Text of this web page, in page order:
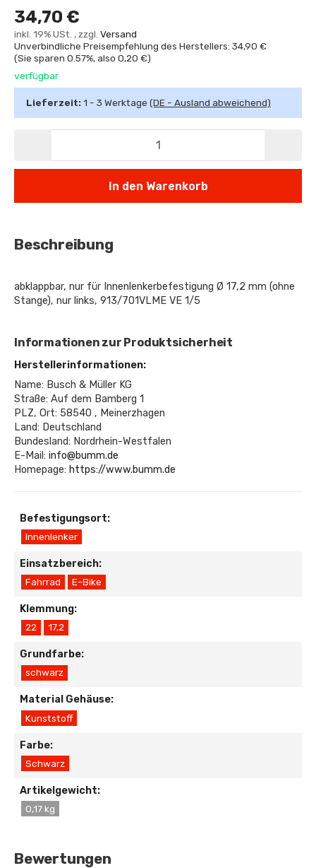
34,70 €
inkl. 19% USt. , zzgl. Versand
Unverbindliche Preisempfehlung des Herstellers: 34,90 €
(Sie sparen 0.57%, also 0,20 €)
verfügbar
Lieferzeit: 1 - 3 Werktage (DE - Ausland abweichend)
In den Warenkorb
Beschreibung
abklappbar, nur für Innenlenkerbefestigung Ø 17,2 mm (ohne
Stange), nur links, 913/701VLME VE 1/5
Informationen zur Produktsicherheit
Herstellerinformationen:
Name: Busch & Müller KG
Straße: Auf dem Bamberg 1
PLZ, Ort: 58540 , Meinerzhagen
Land: Deutschland
Bundesland: Nordrhein-Westfalen
E-Mail: info@bumm.de
Homepage: https://www.bumm.de
Befestigungsort:
Innenlenker
Einsatzbereich:
Fahrrad E-Bike
Klemmung:
22 17,2
Grundfarbe:
schwarz
Material Gehäuse:
Kunststoff
Farbe:
Schwarz
Artikelgewicht:
0,17 kg
Bewertungen